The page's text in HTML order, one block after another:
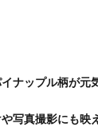
ナップル柄が
写真撮影にも映